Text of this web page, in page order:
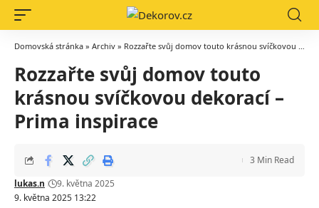
Domovská stránka » Archiv » Rozzařte svůj domov touto krásnou svíčkovou dekorací – Prima inspirace
Rozzařte svůj domov touto
krásnou svíčkovou dekorací –
Prima inspirace
9. května 2025 13:22
lukas.n 9. května 2025
3 Min Read